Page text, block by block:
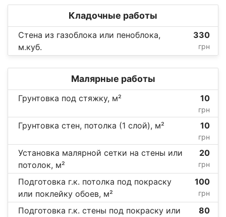
Кладочные работы
Стена из газоблока или пеноблока,
м.куб.
330
грн
Малярные работы
Грунтовка под стяжку, м² 10
грн
Грунтовка стен, потолка (1 слой), м² 10
грн
Установка малярной сетки на стены или
потолок, м²
20
грн
Подготовка г.к. потолка под покраску
или поклейку обоев, м²
100
грн
Подготовка г.к. стены под покраску или
80